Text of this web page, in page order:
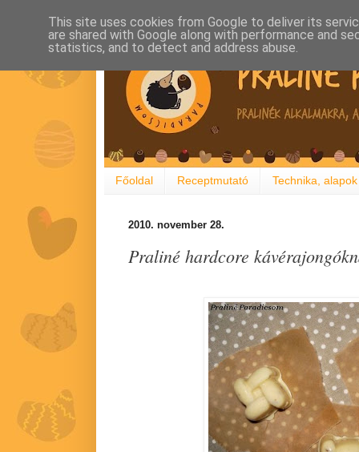
Főoldal Receptmutató Technika, alapok
2010. november 28.
Praliné hardcore
This site uses cookies from Google to deliver its
are shared with Google along with performance and
statistics, and to detect and address abuse.